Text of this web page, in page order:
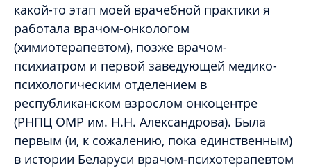
какой-то этап моей врачебной практики я
работала врачом-онкологом
(химиотерапевтом), позже врачом-
психиатром и первой заведующей медико-
психологическим отделением в
республиканском взрослом онкоцентре
(РНПЦ ОМР им. Н.Н. Александрова). Была
первым (и, к сожалению, пока единственным)
в истории Беларуси врачом-психотерапевтом